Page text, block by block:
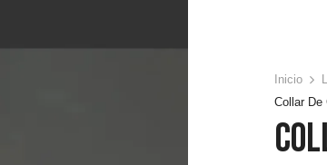
Inicio
Collar De